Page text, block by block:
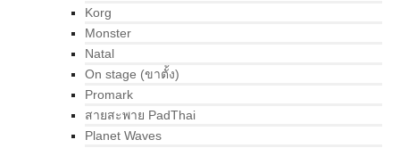
Korg
Monster
Natal
On stage (ขาตั้ง)
Promark
สายสะพาย PadThai
Planet Waves